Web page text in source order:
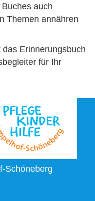
auch
Themen annähren
Erinnerungsbuch
für Ihr
Schöneberg